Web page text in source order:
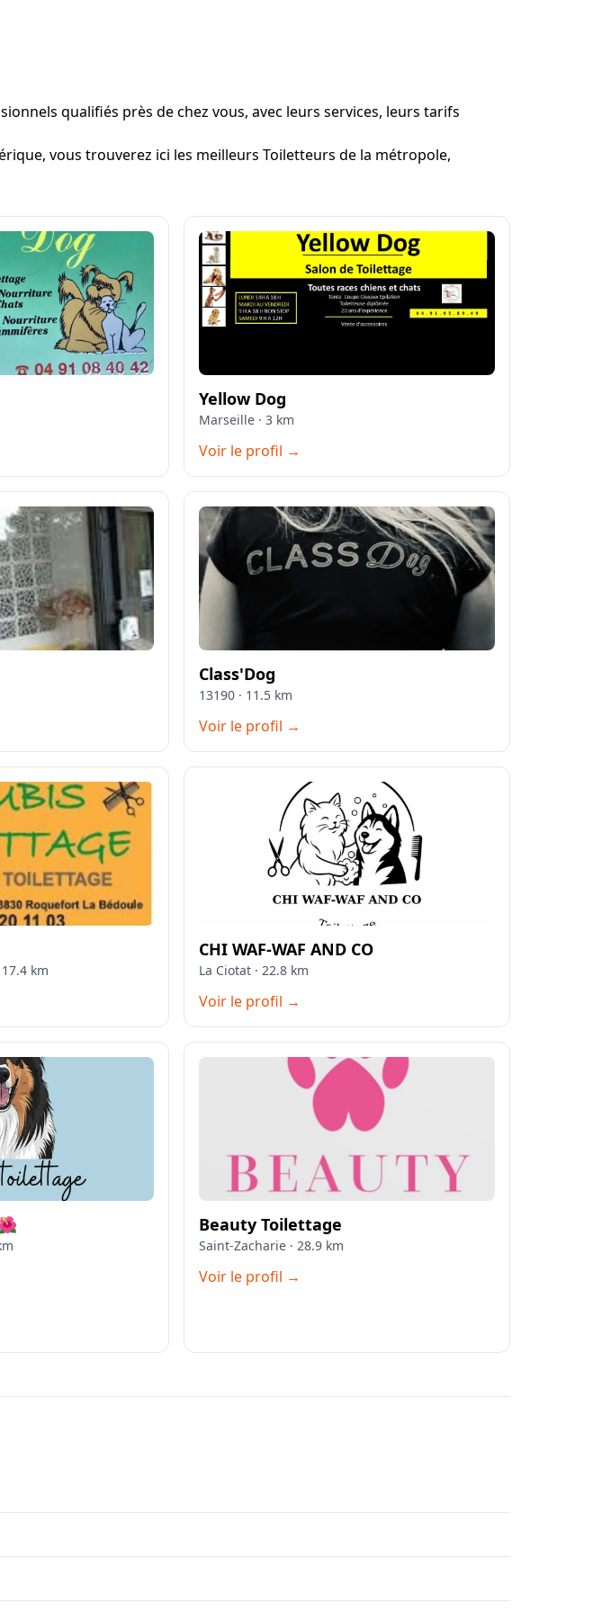
qualifiés près de chez vous, avec leurs services, leurs tarifs
vous trouverez ici les meilleurs Toiletteurs de la métropole,
Yellow Dog
Marseille · 3 km
Voir le profil →
Class'Dog
13190 · 11.5 km
Voir le profil →
km
CHI WAF-WAF AND CO
La Ciotat · 22.8 km
Voir le profil →
Beauty Toilettage
Saint-Zacharie · 28.9 km
Voir le profil →